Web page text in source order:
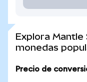
Explora
monedas
Precio de